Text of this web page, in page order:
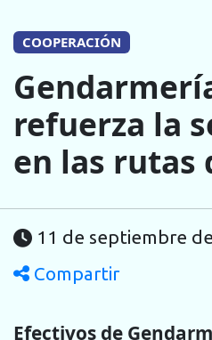
COOPERACIÓN
refuerza la
en las rutas
11 de septiembre
Compartir
Efectivos de